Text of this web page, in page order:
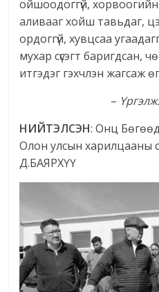
ойшоодоггүй,
аливааг хойш тавьдаг,
ордоггүй, хувцсаа
мухар сүсэгт баригдсан,
итгэдэг гэхчлэн жагсаж
–
НИЙТЭЛСЭН: Онц
Олон улсын харилцааны
Д.БАЯРХҮҮ